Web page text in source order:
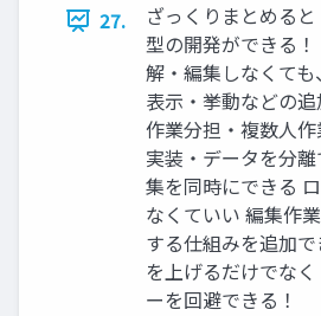
27.
ざっくりまとめる
型の開発ができる
解・編集しなくて
表示・挙動などの
作業分担・複数人作
実装・データを分
集を同時にできる
なくていい 編集作
する仕組みを追加
を上げるだけでな
ーを回避できる！